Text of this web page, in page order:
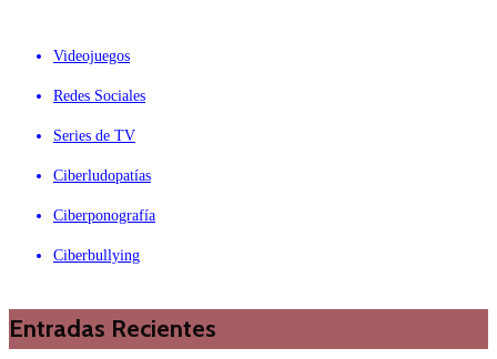
Videojuegos
Redes Sociales
Series de TV
Ciberludopatías
Ciberponografía
Ciberbullying
Entradas Recientes